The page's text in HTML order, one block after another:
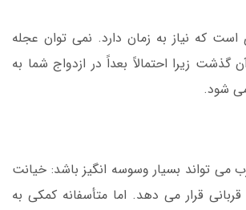
است که نیاز به زمان دارد. نمی توان عجله
گذشت زیرا احتمالاً بعداً در ازدواج شما به
شود.
می تواند بسیار وسوسه انگیز باشد: خیانت
قرار می دهد. اما متأسفانه کمکی به